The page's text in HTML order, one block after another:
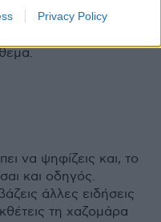
Privacy Policy
να ψηφίζεις και, το
και οδηγός.
άλλες ειδήσεις
τη χαζομάρα